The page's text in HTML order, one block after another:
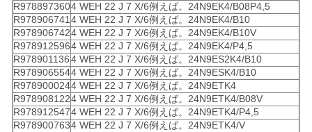
R9788973604 WEH 22 J 7 X/6例えば。24N9EK4/B08P4,5
R9789067414 WEH 22 J 7 X/6例えば。24N9EK4/B10
R9789067424 WEH 22 J 7 X/6例えば。24N9EK4/B10V
R9789125964 WEH 22 J 7 X/6例えば。24N9EK4/P4,5
R9789011364 WEH 22 J 7 X/6例えば。24N9ES2K4/B10
R9789065544 WEH 22 J 7 X/6例えば。24N9ESK4/B10
R9789000244 WEH 22 J 7 X/6例えば。24N9ETK4
R9789081224 WEH 22 J 7 X/6例えば。24N9ETK4/B08V
R9789125474 WEH 22 J 7 X/6例えば。24N9ETK4/P4,5
R9789007634 WEH 22 J 7 X/6例えば。24N9ETK4/V